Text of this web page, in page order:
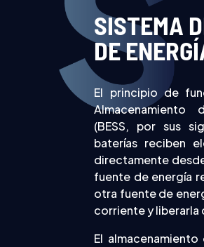
SISTEMA
DE
El principio de
Almacenamiento
(BESS, por sus
baterías reciben
directamente
fuente de energía
otra fuente de
corriente y liberarla
El